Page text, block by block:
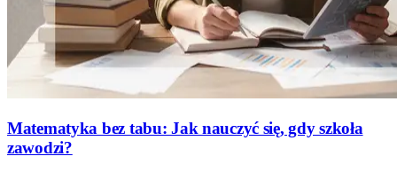
Matematyka bez tabu: Jak nauczyć się, gdy szkoła
zawodzi?